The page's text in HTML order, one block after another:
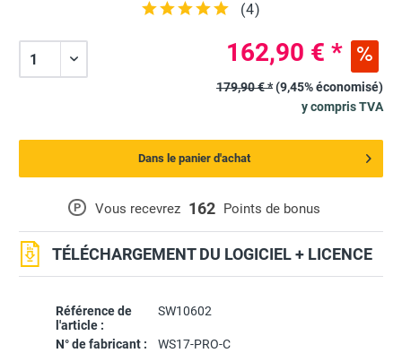
(4)
Référence de
l'article :
SW10602
N° de fabricant :
WS17-PRO-C
P Vous recevrez 162 Points de bonus
TÉLÉCHARGEMENT DU LOGICIEL + LICENCE
162,90 € *
179,90 € *(9,45% économisé)
y compris TVA
Dans le panier d'achat